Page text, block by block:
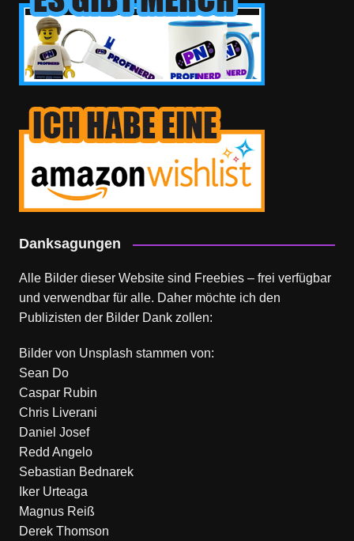
Danksagungen
Alle Bilder dieser Website sind Freebies – frei verfügbar
und verwendbar für alle. Daher möchte ich den
Publizisten der Bilder Dank zollen:
Bilder von Unsplash stammen von:
Sean Do
Caspar Rubin
Chris Liverani
Daniel Josef
Redd Angelo
Sebastian Bednarek
Iker Urteaga
Magnus Reiß
Derek Thomson